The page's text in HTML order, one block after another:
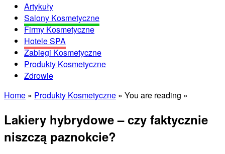
Artykuły
Salony Kosmetyczne
Firmy Kosmetyczne
Hotele SPA
Zabiegi Kosmetyczne
Produkty Kosmetyczne
Zdrowie
Home » Produkty Kosmetyczne » You are reading »
Lakiery hybrydowe – czy faktycznie
niszczą paznokcie?